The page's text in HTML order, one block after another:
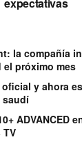
expectativas
la compañía
próximo mes
y ahora
saudí
ADVANCED